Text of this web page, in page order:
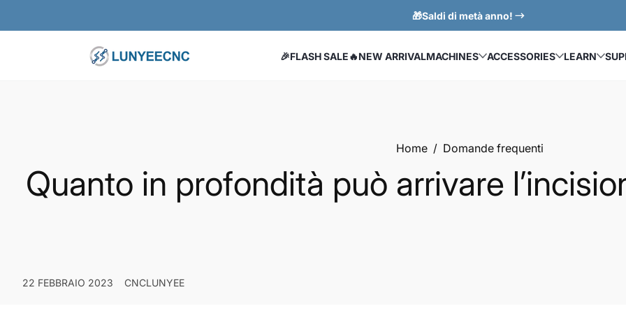
🎁Saldi di metà anno!
🎉FLASH SALE🔥NEW ARRIVALMACHINES ACCESSORIES LEARN
Home Domande frequenti
Quanto in profondità può arrivare
22 FEBBRAIO 2023 CNCLUNYEE